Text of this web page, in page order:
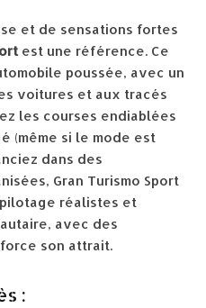
et de sensations fortes
est une référence. Ce
poussée, avec un
voitures et aux tracés
les courses endiablées
(même si le mode est
dans des
Gran Turismo Sport
réalistes et
avec des
son attrait.
: